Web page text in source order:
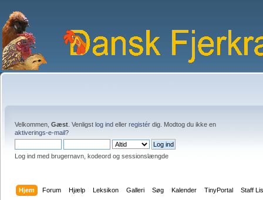
Velkommen, Gæst . Venligst log ind eller registér dig. Modtog du ikke en
aktiverings-e-mail?
Log ind med brugernavn, kodeord og sessionslængde
Hjem Forum Hjælp Leksikon Galleri Søg Kalender TinyPortal Staff